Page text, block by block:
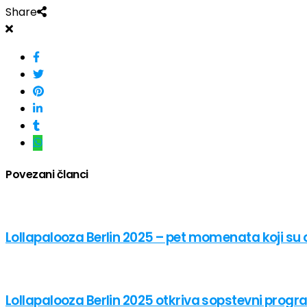
Share
Povezani članci
Lollapalooza Berlin 2025 – pet momenata koji su
Lollapalooza Berlin 2025 otkriva sopstevni